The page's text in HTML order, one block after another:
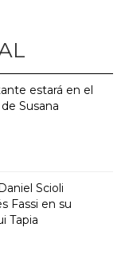
estará en el
Susana
Scioli
Fassi en su
Tapia